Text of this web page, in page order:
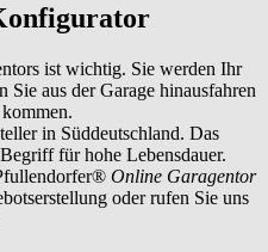
ist wichtig. Sie werden Ihr
aus der Garage hinausfahren
in Süddeutschland. Das
für hohe Lebensdauer.
Online Garagentor
oder rufen Sie uns